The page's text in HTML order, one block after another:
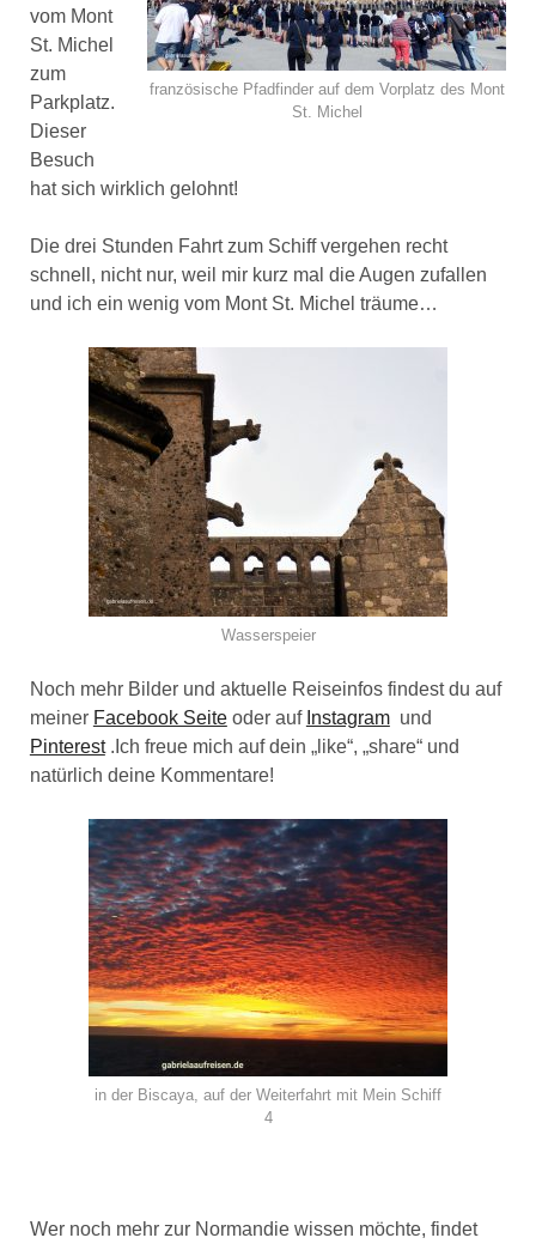
französische Pfadfinder auf dem Vorplatz des Mont
St. Michel
vom Mont
St. Michel
zum
Parkplatz.
Dieser
Besuch
hat sich wirklich gelohnt!
Die drei Stunden Fahrt zum Schiff vergehen recht
schnell, nicht nur, weil mir kurz mal die Augen zufallen
und ich ein wenig vom Mont St. Michel träume…
Wasserspeier
Noch mehr Bilder und aktuelle Reiseinfos findest du auf
meiner Facebook Seiteoder auf Instagramund
Pinterest.Ich freue mich auf dein „like“, „share“ und
natürlich deine Kommentare!
in der Biscaya, auf der Weiterfahrt mit Mein Schiff
4
Wer noch mehr zur Normandie wissen möchte, findet